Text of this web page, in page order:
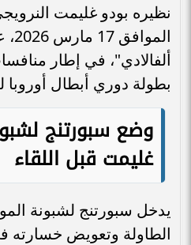
نظيره بودو غليمت
بطولة دوري أبطال أوروبا لموسم
وضع سبورتنج
غليمت قبل اللقاء
يدخل سبورتنج لشبونة
الطاولة وتعويض خسارته